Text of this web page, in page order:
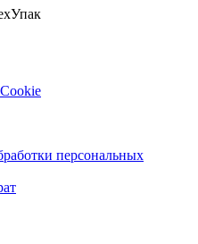
персональных